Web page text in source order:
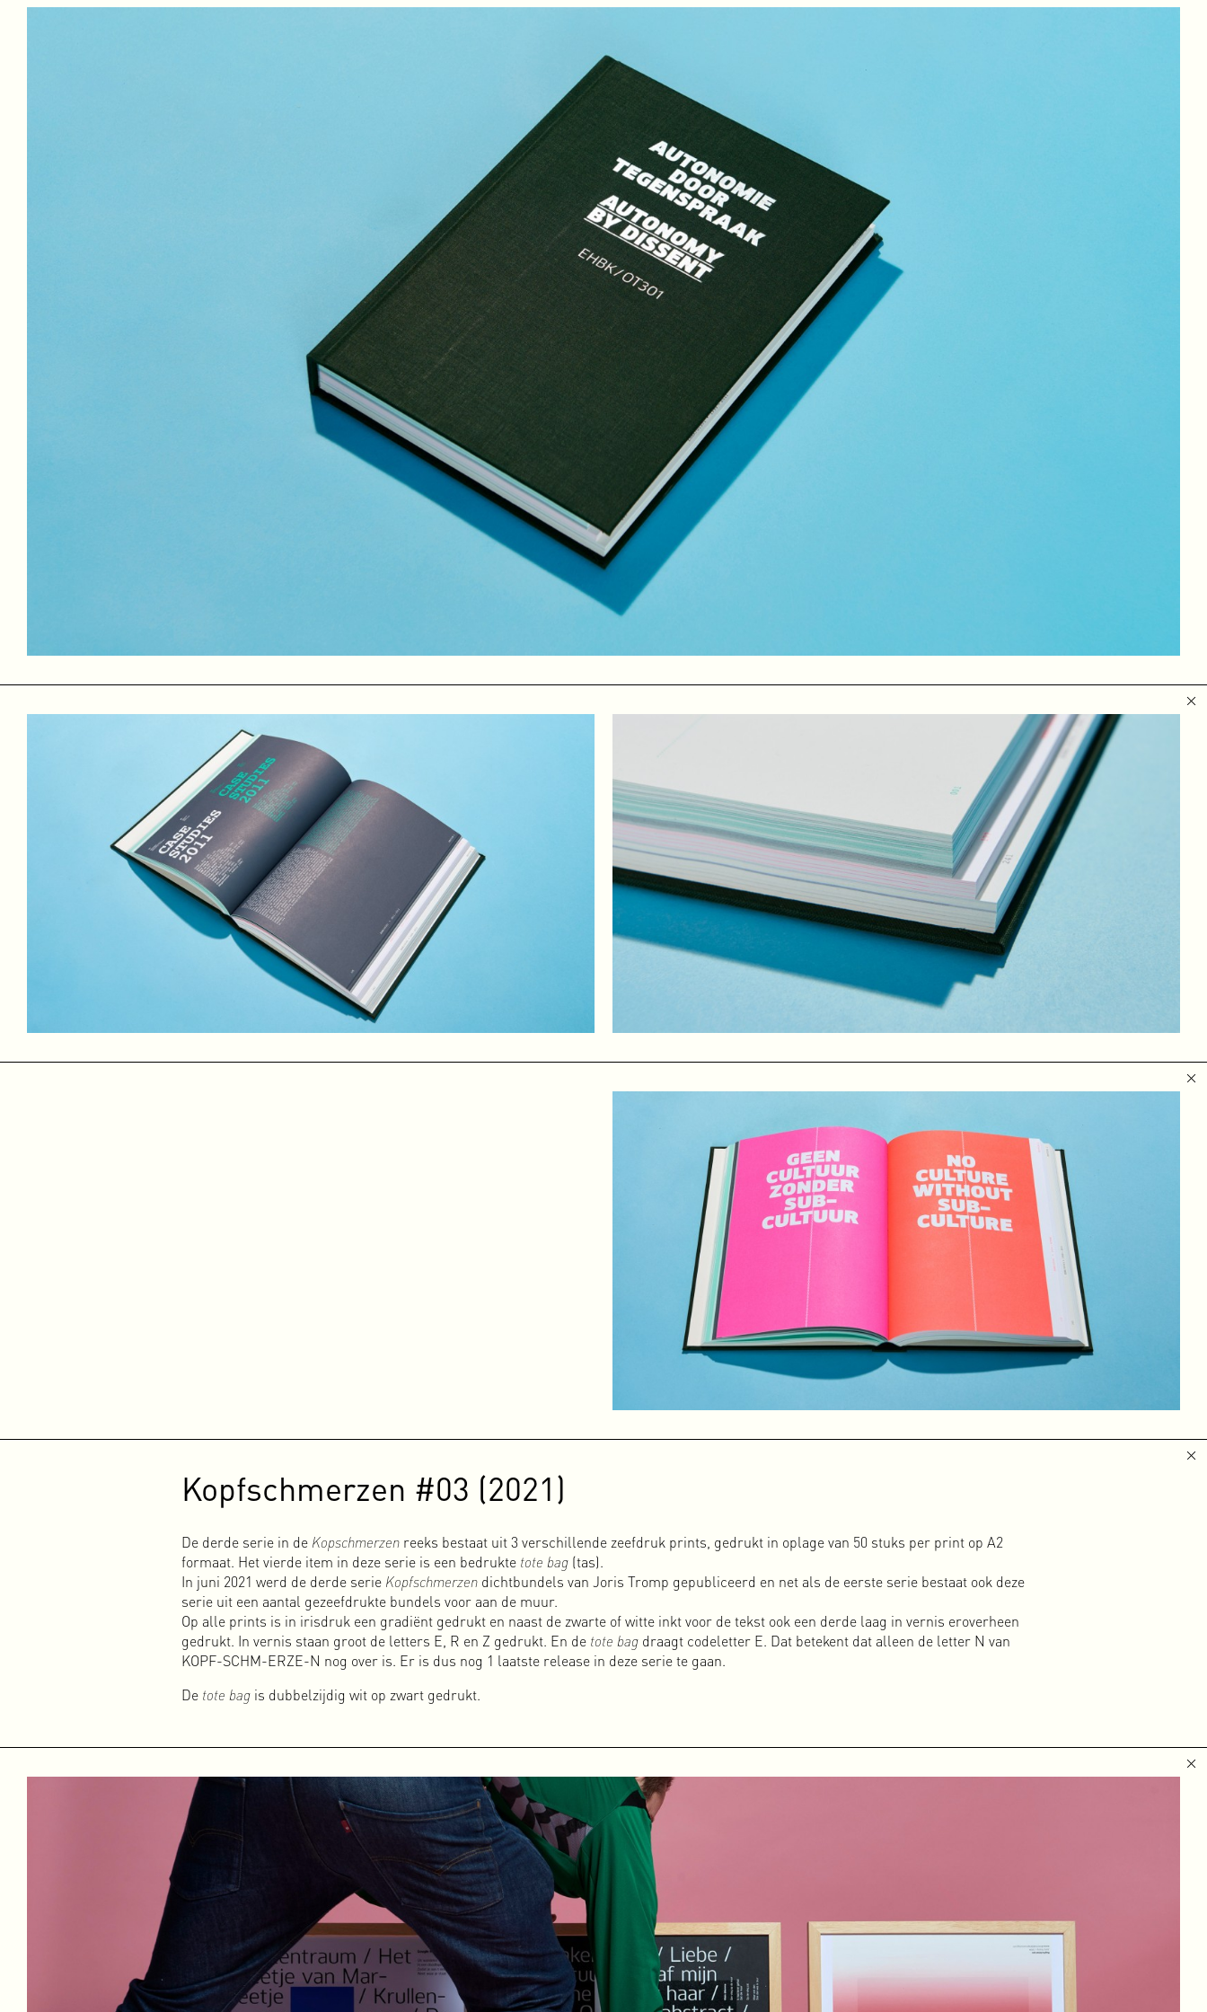
Ik snap dat je je niet zomaar kunt onttrekken aan dit systeem en het zou hypocriet zijn om te beweren dat ik alles goed doe. Dat is niet
een duidelijke, inhoudelijk motivatie werken en proberen om anderen mee te krijgen in de bewustwording en transitie naar iets nieuws.
Voor die transitie hebben we een overheid nodig die zich inzet voor een rechtvaardige samenleving en gezonde aarde in plaats van een
overheid die zich blind staart op de economie. We hebben bedrijven nodig die ondernemen binnen de grenzen van wat planetair gezien
mogelijk is, en dat op een eerlijke manier voor iedereen doen. We hebben mensen nodig die zichzelf vanuit decommons
gedachte organiseren en de overheid en het bedrijfsleven aansporen om te handelen vanuit intenties die aansluiten bij onze plicht om
Ik wil werken voor/met mensen, organisaties, overheden en bedrijven met een missie die aansluit op deze intentie om er alles aan te
doen om het leven beter, gezonder en eerlijker te maken voor iedereen, inclusief het niet-menselijk leven op aarde. Het zal niet van de
ene dag op de andere dag gebeuren, maar ik ben ervan overtuigd dat we samen een nieuw collectief toekomstbeeld kunnen scheppen.
Een nieuw narratief waarin we succes, vrijheid en geluk niet meer afmeten aan hoeveel geld en macht we hebben voor de bevrediging
Na een fantastische tijd op de kunstacademie van Maastricht verhuisde ik in 1997 naar Amsterdam. Ik ging aan de slag bij een
videobedrijf en belande vrij snel (bij toeval) in de kraakscene. In 1998 hielp ik met de kraak van twee vleugels van het OLVG ziekenhuis
in Oost. Ik nam een van de vele kamers in gebruik als atelier en een ander richtte ik in als woonruimte. Terwijl we met een groeiende
groep mensen het pand steeds bewoonbaarder maakten, begonnen we ook met het organiseren van exposities en feestjes.
happy chaosdie ik nooit meer zal vergeten, maar helaas werden we na zo’n 1,5 jaar ontruimd en
Een aantal maanden na de ontruiming werd op 14 november 1999 de OT301 (de oude filmacademie van Amsterdam) gekraakt. Iets
kleiner dan het ziekenhuis, maar nog steeds een fantastisch pand met veel mogelijkheden om de combinatie van wonen, werken en
In 2006 lukte het ons om als collectief van kunstenaars/creatievelingen het pand van de gemeente te kopen en om te zetten naar
collectief eigendom. Collectief eigendom wil in dit geval zeggen dat het eigendom te alle tijden bij de vereniging ligt en niet bij de
interesseren in en bemoeien met de organisatiestructuur. Ik werd muziekprogrammeur in onze concert- en clubzaal en stapte in 2011
in het bestuur van de vereniging.
(samen met anderen) de boekenAutonomie door tegenspraak(2013) en20 years of Art & Autonomy(2019).
Ik ben nu nog steeds actief bij de OT301 als muziekprogrammeur en bestuurslid. Sinds begin 2023 ben ik samen met een team
vrijwilligers van Amsterdam Alternative ook verantwoordelijk voor de programmering van de bioscoop op de 2e verdieping van het
Toen in 1996 desoftwareRebirth RB-338 werd uitgebracht, kwam ik voor het eerst in aanraking met het maken van muziek. Op mijn
studentenkamer in Maastricht zat ik regelmatig tot diep in de nacht achter mijn computer te experimenteren met beats en synths. Ik
wist weinig tot niets van muziek maken en werkte puur vanuit intuïtie en gevoel. Luisteren, proberen, luisteren, proberen. Uren aan een
stuk door als in een soort trance.
In het gekraakte OLVG ziekenhuis in Amsterdam-Oost begon het maken van muziek wat serieuzere vormen aan te nemen en richtte ik
met Peter Rutten de elektropunk band 3-1 op. In het begin maakten we nogal abstracte, vage, onvoorspelbare noize, maar naarmate
gestructureerder en beter. Om het ongepolijste karakter van de muziek aan te dikken
bombardeerden we het publiek tijdens liveoptredens met zelfgemaakte video’s en een absurdistische liveshow met danseressen en
Uiteindelijk hebben we tot 2010 met 3-1 gespeeld. In die tijd hebben honderden keren live opgetreden bij festivals, in musea, clubs en
kraakpanden in binnen- en buitenland.
dat niet lang volgehouden. In 2016 zijn Peter en ik weer wat muziek gaan maken onder de naam Van Pi en later met Lilian Hak onder de
Na een aantal zelf-geïnitieerde projecten en wat VJ-optredens gingen Paul Rickus en ik in april 2003 officieel van start als
ontwerpbureau 310k. Naast de tot dan toe gebruikelijke drukwerk opdrachten zoals posters, flyers, platenhoezen, huisstijlen (logo +
briefpapier en visitekaartjes), magazines en boeken, hebben we vanaf het begin een zeer multidisciplinaire insteek gehad. Het liefst
In de twintig jaar die we samen onder de naam 310k hebben gewerkt, hebben we veel verschillende culturele en commerciële
opdrachten gehad. Dit was een mooie tijd waarin we veel hebben geleerd, veel van onze ambities hebben waargemaakt en veel plezier
In 2023 zijn we na exact twintig jaar samenwerken gestopt. Tijd
voor wat nieuws, een nieuwe richting, nieuwe doelen en nieuwe ambities. We delen nog steeds een studio, maar zijn nu beiden
verbazing werden al die platen vrij snel verkocht. Dat stemde optimistisch dus niet snel daarna volgden meer releases. We begonnen
met electropunk en electro, maar niet lang daarna besloten we ook muziek uit te brengen die onder andere genres valt. Dat ging van
electro tot techno, ambient, bass, future beats, breaks, enzovoorts. We wilden ons niet tot één genre beperken. Zolang het maar rauw
Ondanks wat kleine succesjes en de aanwezige potentie om er iets ‘groots’ van te maken is en blijft Basserk een ‘klein’ label. We
hebben helaas de tijd en middelen niet om het groter aan te pakken. Basserk bestaat nog steeds omdat we van muziek houden en het
leuk vinden om jonge, getalenteerde makers op weg te helpen.
Abnormal Data Processing
Abnormal Data Processing is een kleine, onafhankelijke uitgeverij die ik in 2011 heb opgezet om zelf (en in samenwerking) geïnitieerde
projecten uit te kunnen geven. Als grafisch ontwerper heb ik altijd een liefde gehad voor boeken en ander speciaal drukwerk. De
digitale wereld is natuurlijk fantastisch met al haar multimediale/interactieve opties en grote bereik, maar mist het fysieke element.
en natuurlijk het ontwerp. Het fysieke stukje en zelfs de geur van vers drukwerk maken het nog steeds zeer de moeite waard om
Amsterdam Alternative is in het voorjaar van 2015 ontstaan als collectief van niet-commerciële, (sub)culturele vrijplaatsen in
Amsterdam. Ons eerste doel was het oprichten van een nieuw, solidair netwerk om de overgebleven vrijplaatsen van Amsterdam met
elkaar te verbinden en, indien nodig, te helpen.
Na een aantal bijeenkomsten opperde ik als grafisch ontwerper het idee om gezamenlijk een gratis krant te maken waarin we zowel
onze programmering als achtergrondartikelen konden delen om de stem van de ‘underground’ te versterken.
Naast de krant organiseren we (met een grote groep vrijwilligers) ook publieke discussies, docu/film screenings, het AADE, podcast
opnames en de AA Academy. Dat doen we op verschillende locaties in de stad, maar sinds begin 2023 voornamelijk in de Ventilator
cinema/bar in de OT301. Om nieuwe vrijplaatsen in Amsterdam te realiseren hebben we Vrij Beton geïnitieerd en daarna een zeer
uitgebreide modulaire webdocu over collectief eigendom gemaakt.
Kopfschmerzen #03 (2021)
De derde serie in de Kopschmerzen reeks bestaat uit 3 verschillende zeefdruk prints, gedrukt in oplage van 50 stuks per print op A2
formaat. Het vierde item in deze serie is een bedrukte tote bag (tas).
In juni 2021 werd de derde serie Kopfschmerzen dichtbundels van Joris Tromp gepubliceerd en net als de eerste serie bestaat ook deze
serie uit een aantal gezeefdrukte bundels voor aan de muur.
Op alle prints is in irisdruk een gradiënt gedrukt en naast de zwarte of witte inkt voor de tekst ook een derde laag in vernis eroverheen
gedrukt. In vernis staan groot de letters E, R en Z gedrukt. En de tote bag draagt codeletter E. Dat betekent dat alleen de letter N van
KOPF-SCHM-ERZE-N nog over is. Er is dus nog 1 laatste release in deze serie te gaan.
De tote bag is dubbelzijdig wit op zwart gedrukt.